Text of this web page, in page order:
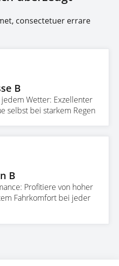
consectetuer errare
B
Wetter: Exzellenter
selbst bei starkem Regen
B
Profitiere von hoher
Fahrkomfort bei jeder